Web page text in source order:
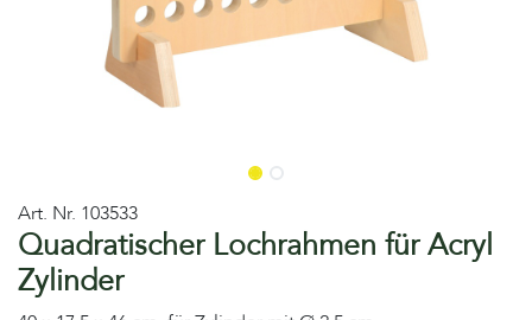
Art. Nr. 103533
Quadratischer Lochrahmen für Acryl
Zylinder